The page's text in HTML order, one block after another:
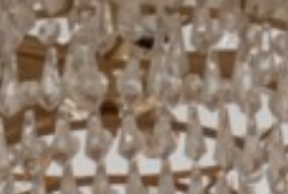
oss
team
oss